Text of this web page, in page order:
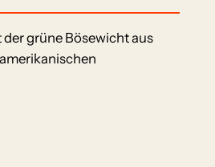
der grüne Bösewicht aus